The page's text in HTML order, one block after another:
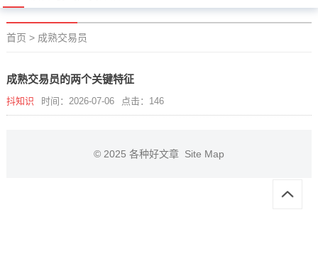
首页 > 成熟交易员
成熟交易员的两个关键特征
抖知识 时间：2026-07-06 点击：146
© 2025 各种好文章 Site Map